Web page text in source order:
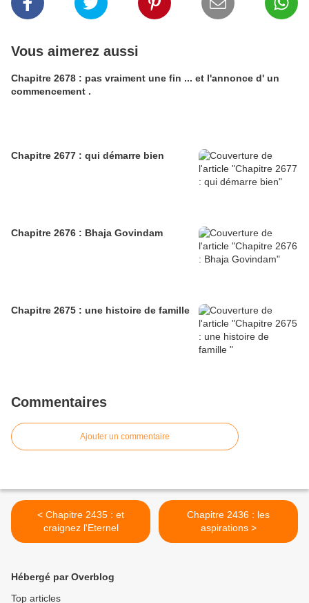
Vous aimerez aussi
Chapitre 2678 : pas vraiment une fin ... et l'annonce d' un
commencement .
Chapitre 2677 : qui démarre bien
Chapitre 2676 : Bhaja Govindam
Chapitre 2675 : une histoire de famille
Commentaires
Ajouter un commentaire
< Chapitre 2435 : et
craignez l'Eternel
Chapitre 2436 : les
aspirations >
Hébergé par Overblog
Top articles